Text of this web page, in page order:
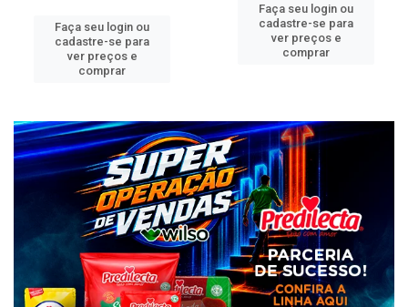
Faça seu login ou
cadastre-se para
ver preços e
comprar
Faça seu login ou
cadastre-se para
ver preços e
comprar